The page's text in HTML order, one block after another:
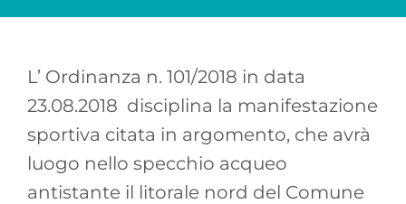
L’ Ordinanza n. 101/2018 in data
23.08.2018 disciplina la manifestazione
sportiva citata in argomento, che avrà
luogo nello specchio acqueo
antistante il litorale nord del Comune